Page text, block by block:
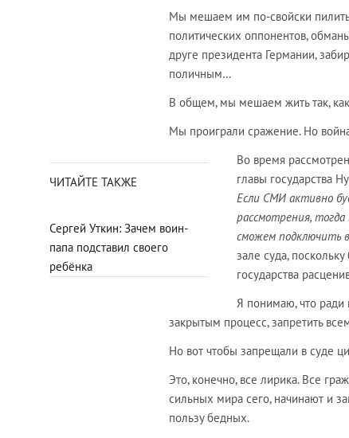
Мы мешаем им по-свойски
политических оппонентов,
друге президента Германии,
поличным…
В общем, мы мешаем жить так,
Мы проиграли сражение. Но
ЧИТАЙТЕ ТАКЖЕ
Сергей Уткин: Зачем воин-
папа подставил своего
ребёнка
Во время
главы государства
Если СМИ активно
рассмотрения,
сможем подключить
зале суда,
государства
Я понимаю, что ради
закрытым процесс, запретить
Но вот чтобы запрещали в суде
Это, конечно, все лирика. Все
сильных мира сего, начинают и
пользу бедных.